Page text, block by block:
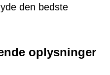
den bedste
oplysninger